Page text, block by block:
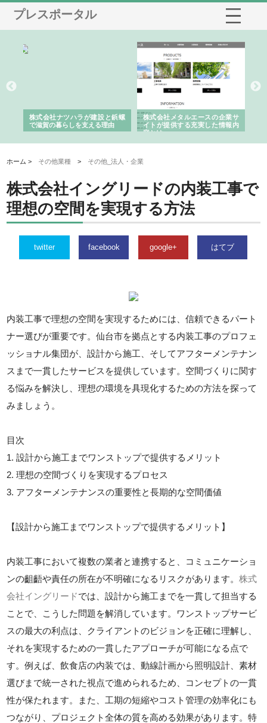
プレスポータル
株式会社ナツハラが建設と鋲螺
で滋賀の暮らしを支える理由
株式会社メタルエースの企業サ
イトが提供する充実した情報内
容とは
ホーム > その他業種 > その他_法人・企業
株式会社イングリードの内装工事で
理想の空間を実現する方法
twitter facebook google+ はてブ
内装工事で理想の空間を実現するためには、信頼できるパート
ナー選びが重要です。仙台市を拠点とする内装工事のプロフェ
ッショナル集団が、設計から施工、そしてアフターメンテナン
スまで一貫したサービスを提供しています。空間づくりに関す
る悩みを解決し、理想の環境を具現化するための方法を探って
みましょう。
目次
1. 設計から施工までワンストップで提供するメリット
2. 理想の空間づくりを実現するプロセス
3. アフターメンテナンスの重要性と長期的な空間価値
【設計から施工までワンストップで提供するメリット】
内装工事において複数の業者と連携すると、コミュニケーショ
ンの齟齬や責任の所在が不明確になるリスクがあります。株式
会社イングリードでは、設計から施工までを一貫して担当する
ことで、こうした問題を解消しています。ワンストップサービ
スの最大の利点は、クライアントのビジョンを正確に理解し、
それを実現するための一貫したアプローチが可能になる点で
す。例えば、飲食店の内装では、動線計画から照明設計、素材
選びまで統一された視点で進められるため、コンセプトの一貫
性が保たれます。また、工期の短縮やコスト管理の効率化にも
つながり、プロジェクト全体の質を高める効果があります。特